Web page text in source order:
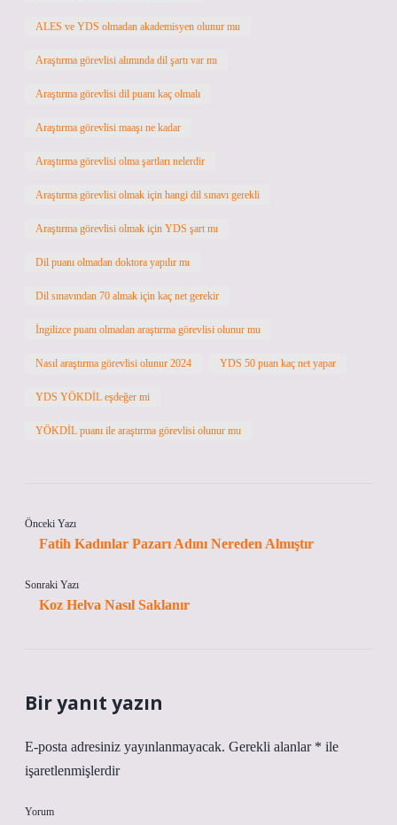
ALES ve YDS olmadan akademisyen olunur mu
Araştırma görevlisi alımında dil şartı var mı
Araştırma görevlisi dil puanı kaç olmalı
Araştırma görevlisi maaşı ne kadar
Araştırma görevlisi olma şartları nelerdir
Araştırma görevlisi olmak için hangi dil sınavı gerekli
Araştırma görevlisi olmak için YDS şart mı
Dil puanı olmadan doktora yapılır mı
Dil sınavından 70 almak için kaç net gerekir
İngilizce puanı olmadan araştırma görevlisi olunur mu
Nasıl araştırma görevlisi olunur 2024 YDS 50 puan kaç net yapar
YDS YÖKDİL eşdeğer mi
YÖKDİL puanı ile araştırma görevlisi olunur mu
Önceki Yazı
Fatih Kadınlar Pazarı Adını Nereden Almıştır
Sonraki Yazı
Koz Helva Nasıl Saklanır
Bir yanıt yazın
E-posta adresiniz yayınlanmayacak. Gerekli alanlar * ile
işaretlenmişlerdir
Yorum